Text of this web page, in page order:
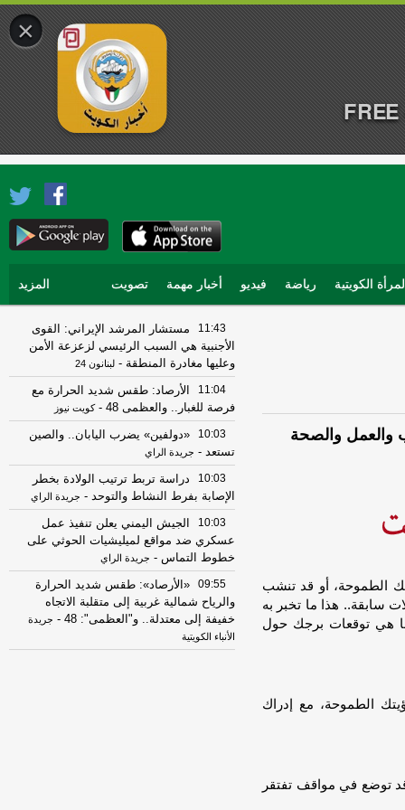
الكويتية رياضة فيديو أخبار مهمة تصويت المزيد
الطموحة، أو قد تنشب
سابقة.. هذا ما تخبر به
هي توقعات برجك حول
الطموحة، مع إدراك
توضع في مواقف تفتقر
11:43
مستشار المرشد الإيراني: القوى
الأجنبية هي السبب الرئيسي لزعزعة الأمن
وعليها مغادرة المنطقة - لبنانون 24
11:04
الأرصاد: طقس شديد الحرارة مع
فرصة للغبار.. والعظمى 48
-كويت نيوز
10:03
«دولفين» يضرب اليابان.. والصين
تستعد - جريدة الراي
10:03
دراسة تربط ترتيب الولادة بخطر
الإصابة بفرط النشاط والتوحد - جريدة الراي
10:03
الجيش اليمني يعلن تنفيذ عمل
عسكري ضد مواقع لميليشيات الحوثي على
خطوط التماس - جريدة الراي
09:55
«الأرصاد»: طقس شديد الحرارة
والرياح شمالية غربية إلى متقلبة الاتجاه
خفيفة إلى معتدلة.. و"العظمى": 48
- جريدة
الأنباء الكويتية
×